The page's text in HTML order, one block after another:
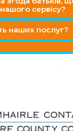
сервісу?
наших послуг?